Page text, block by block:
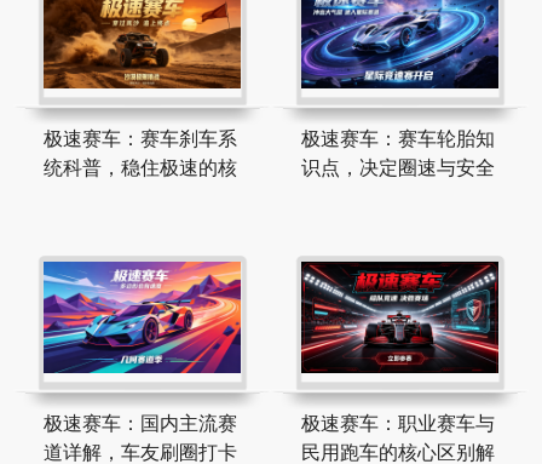
极速赛车：赛车刹车系
统科普，稳住极速的核
极速赛车：赛车轮胎知
识点，决定圈速与安全
极速赛车：国内主流赛
道详解，车友刷圈打卡
极速赛车：职业赛车与
民用跑车的核心区别解